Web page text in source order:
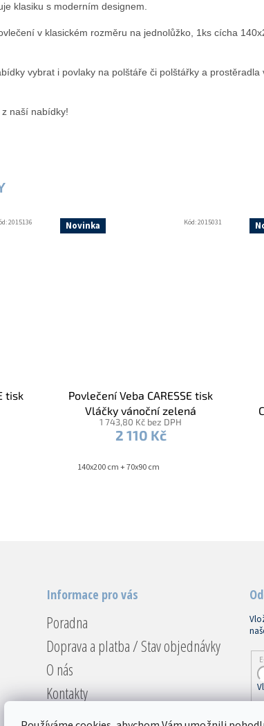
klasiku s moderním designem.
v klasickém rozměru na jednolůžko, 1ks cícha
vybrat i povlaky na polštáře či polštářky a
naší nabídky!
tisk
2015136 Novinka
Povlečení Veba CARESSE tisk
Vláčky vánoční zelená
1 743,80 Kč bez DPH
2 110 Kč
140x200 cm + 70x90 cm
Kód:2015031
Informace pro vás
Poradna
Doprava a platba / Stav objednávky
O nás
Kontakty
Reklamace a vrácení